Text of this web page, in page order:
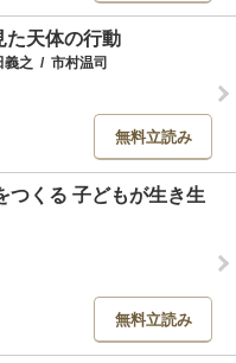
た天体の行動
義之 / 市村温司
無料立読み
つくる 子どもが生き生
無料立読み